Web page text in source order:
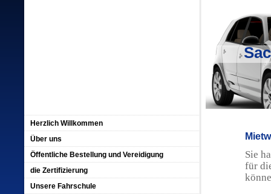
Sie
für
Herzlich Willkommen
Über uns
Öffentliche Bestellung und Vereidigung
die Zertifizierung
Unsere Fahrschule